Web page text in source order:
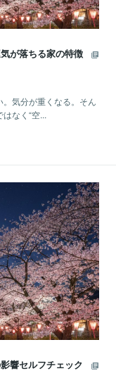
が落ちる家の特徴
気分が重くなる。そん
なく“空...
響セルフチェック